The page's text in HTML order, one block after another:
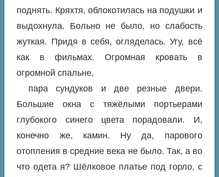
поднять. Кряхтя, облокотилась на подушки и
выдохнула. Больно не было, но слабость
жуткая. Придя в себя, огляделась. Угу, всё
как в фильмах. Огромная кровать в
огромной спальне,
пара сундуков и две резные двери.
Большие окна с тяжёлыми портьерами
глубокого синего цвета порадовали. И,
конечно же, камин. Ну да, парового
отопления в средние века не было. Так, а во
что одета я? Шёлковое платье под горло, с